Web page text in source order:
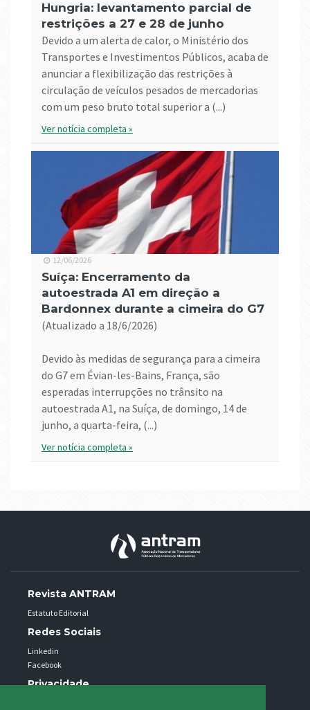
Hungria: levantamento parcial de
restrições a 27 e 28 de junho
Devido a um alerta de calor, o Ministério dos
Transportes e Investimentos Públicos, acaba de
anunciar a flexibilização das restrições à
circulação de veículos pesados ​​de mercadorias
com um peso bruto total superior a (...)
Ver notícia completa »
12/06/2026
Suíça: Encerramento da
autoestrada A1 em direção a
Bardonnex durante a cimeira do G7
(atualizado a 18/6/2026)
Devido às medidas de segurança para a cimeira
do G7 em Évian-les-Bains, França, são
esperadas interrupções no trânsito na
autoestrada A1, na Suíça, de domingo, 14 de
junho, a quarta-feira, (...)
Ver notícia completa »
Revista ANTRAM
Estatuto Editorial
Redes Sociais
Linkedin
Facebook
Privacidade